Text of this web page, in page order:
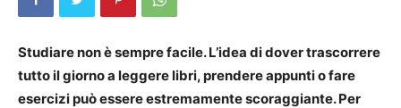
Studiare non è sempre facile. L’idea di dover trascorrere
tutto il giorno a leggere libri, prendere appunti o fare
esercizi può essere estremamente scoraggiante. Per